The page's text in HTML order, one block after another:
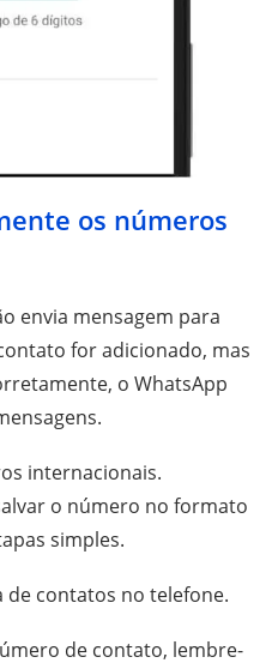
os números
envia mensagem para
for adicionado, mas
o WhatsApp
internacionais.
o número no formato
simples.
de contatos no telefone.
de contato, lembre-